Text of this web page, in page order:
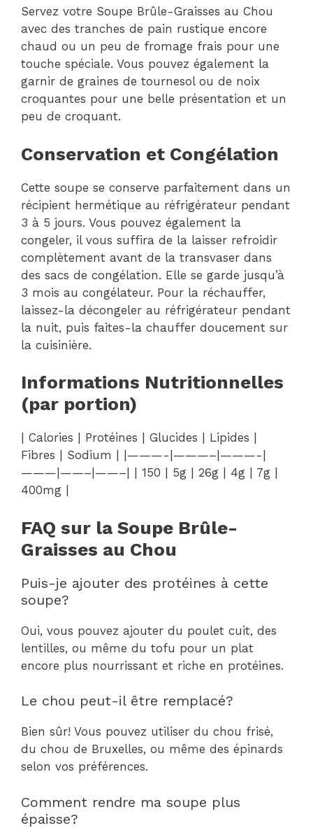
Servez votre Soupe Brûle-Graisses au Chou
avec des tranches de pain rustique encore
chaud ou un peu de fromage frais pour une
touche spéciale. Vous pouvez également la
garnir de graines de tournesol ou de noix
croquantes pour une belle présentation et un
peu de croquant.
Conservation et Congélation
Cette soupe se conserve parfaitement dans un
récipient hermétique au réfrigérateur pendant
3 à 5 jours. Vous pouvez également la
congeler, il vous suffira de la laisser refroidir
complètement avant de la transvaser dans
des sacs de congélation. Elle se garde jusqu’à
3 mois au congélateur. Pour la réchauffer,
laissez-la décongeler au réfrigérateur pendant
la nuit, puis faites-la chauffer doucement sur
la cuisinière.
Informations Nutritionnelles
(par portion)
| Calories | Protéines | Glucides | Lipides |
Fibres | Sodium | |———-|———–|———-|
———|——–|——–| | 150 | 5g | 26g | 4g | 7g |
400mg |
FAQ sur la Soupe Brûle-
Graisses au Chou
Puis-je ajouter des protéines à cette
soupe?
Oui, vous pouvez ajouter du poulet cuit, des
lentilles, ou même du tofu pour un plat
encore plus nourrissant et riche en protéines.
Le chou peut-il être remplacé?
Bien sûr! Vous pouvez utiliser du chou frisé,
du chou de Bruxelles, ou même des épinards
selon vos préférences.
Comment rendre ma soupe plus
épaisse?